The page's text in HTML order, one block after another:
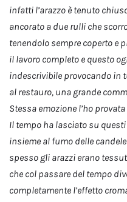
infatti l’arazzo è tenuto
ancorato a due rulli che
tenendolo sempre coperto e
il lavoro completo e questo
indescrivibile provocando in
al restauro, una grande
Stessa emozione l’ho
Il tempo ha lasciato su
insieme al fumo delle
spesso gli arazzi erano
che col passare del tempo
completamente l’effetto